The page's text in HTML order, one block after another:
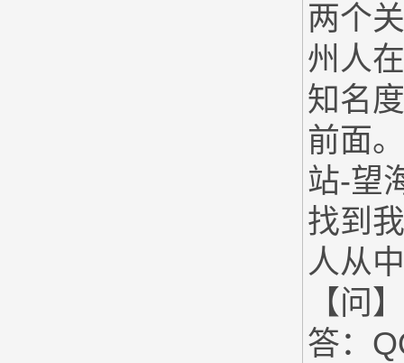
两个
州人
知名
前面
站-望
找到
人从
【问
答：